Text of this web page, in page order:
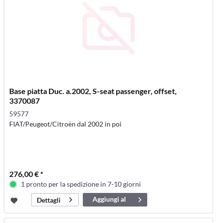
Base piatta Duc. a.2002, S-seat passenger, offset,
3370087
59577
FIAT/Peugeot/Citroën dal 2002 in poi
276,00 € *
1 pronto per la spedizione in 7-10 giorni
Dettagli
Aggiungi al
carrello